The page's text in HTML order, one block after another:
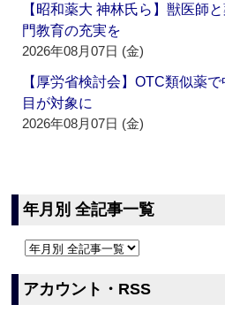
【昭和薬大 神林氏ら】獣医師
門教育の充実を
2026年08月07日 (金)
【厚労省検討会】OTC類似薬
目が対象に
2026年08月07日 (金)
年月別 全記事一覧
アカウント・RSS